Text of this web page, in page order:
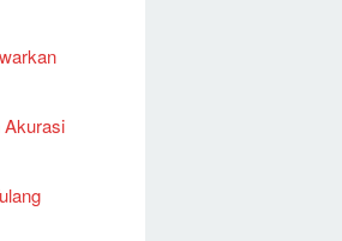
Akurasi